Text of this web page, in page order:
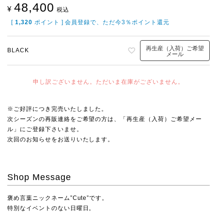
¥ 48,400 税込
[ 1,320 ポイント ] 会員登録で、ただ今3％ポイント還元
BLACK
再生産（入荷）ご希望
メール
申し訳ございません。ただいま在庫がございません。
※ご好評につき完売いたしました。
次シーズンの再販連絡をご希望の方は、「再生産（入荷）ご希望メー
ル」にご登録下さいませ。
次回のお知らせをお送りいたします。
Shop Message
褒め言葉ニックネーム”Cute”です。
特別なイベントのない日曜日。